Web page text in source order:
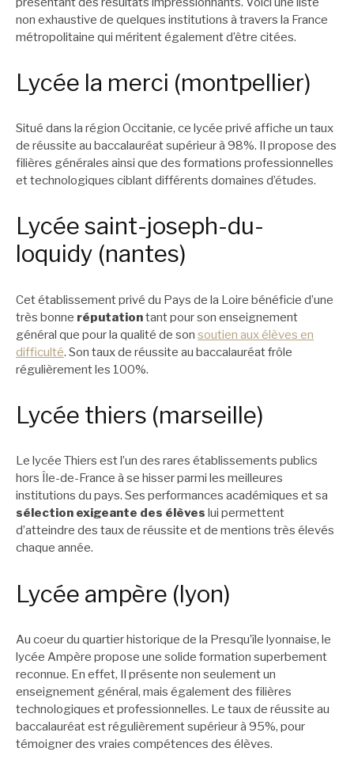
non exhaustive de quelques institutions à travers la France
métropolitaine qui méritent également d’être citées.
Lycée la merci (montpellier)
Situé dans la région Occitanie, ce lycée privé affiche un taux
de réussite au baccalauréat supérieur à 98%. Il propose des
filières générales ainsi que des formations professionnelles
et technologiques ciblant différents domaines d’études.
Lycée saint-joseph-du-
loquidy (nantes)
Cet établissement privé du Pays de la Loire bénéficie d’une
très bonne réputationtant pour son enseignement
général que pour la qualité de son soutien aux élèves en
difficulté. Son taux de réussite au baccalauréat frôle
régulièrement les 100%.
Lycée thiers (marseille)
Le lycée Thiers est l’un des rares établissements publics
hors Île-de-France à se hisser parmi les meilleures
institutions du pays. Ses performances académiques et sa
sélection exigeante des élèves lui permettent
d’atteindre des taux de réussite et de mentions très élevés
chaque année.
Lycée ampère (lyon)
Au coeur du quartier historique de la Presqu’île lyonnaise, le
lycée Ampère propose une solide formation superbement
reconnue. En effet, Il présente non seulement un
enseignement général, mais également des filières
technologiques et professionnelles. Le taux de réussite au
baccalauréat est régulièrement supérieur à 95%, pour
témoigner des vraies compétences des élèves.